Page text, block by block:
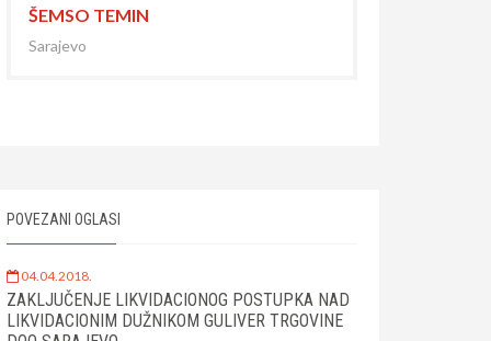
ŠEMSO TEMIN
Sarajevo
POVEZANI OGLASI
04.04.2018.
ZAKLJUČENJE LIKVIDACIONOG POSTUPKA NAD
LIKVIDACIONIM DUŽNIKOM GULIVER TRGOVINE